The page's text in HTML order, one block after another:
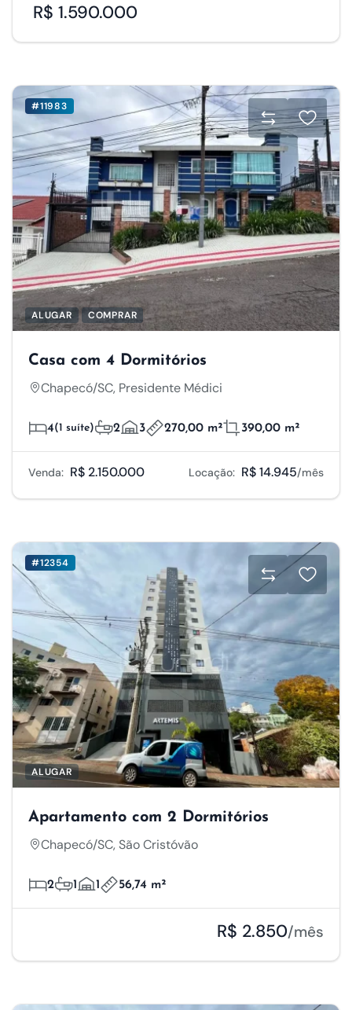
R$ 1.590.000
#11983
ALUGAR COMPRAR
Casa com 4 Dormitórios
Chapecó/SC, Presidente Médici
4(1 suíte) 2 3 270,00 m² 390,00 m²
Venda: R$ 2.150.000 Locação: R$ 14.945/mês
#12354
ALUGAR
Apartamento com 2 Dormitórios
Chapecó/SC, São Cristóvão
2 1 1 56,74 m²
R$ 2.850/mês